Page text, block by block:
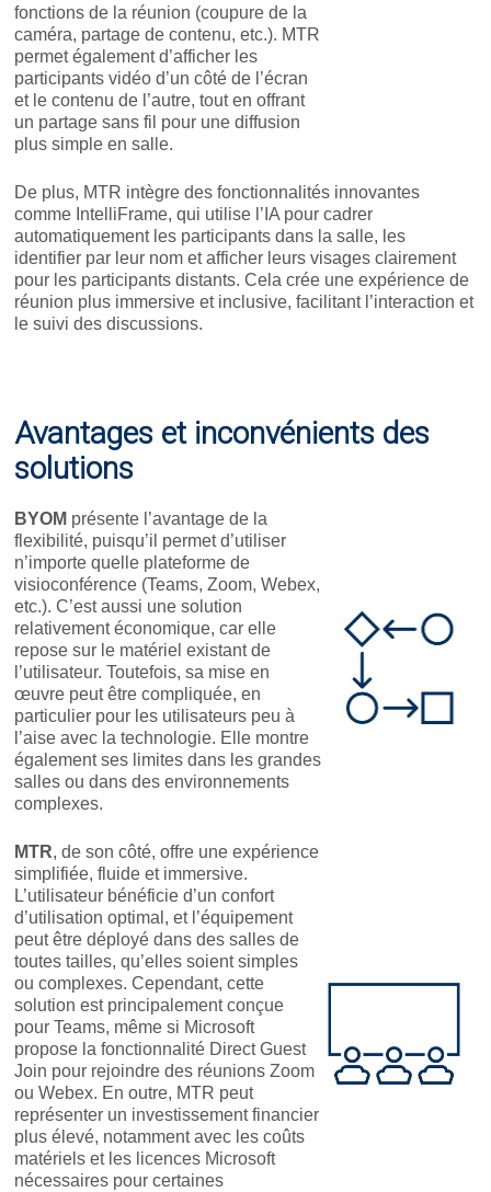
fonctions de la réunion (coupure de la
caméra, partage de contenu, etc.). MTR
permet également d’afficher les
participants vidéo d’un côté de l’écran
et le contenu de l’autre, tout en offrant
un partage sans fil pour une diffusion
plus simple en salle.
De plus, MTR intègre des fonctionnalités innovantes
comme IntelliFrame, qui utilise l’IA pour cadrer
automatiquement les participants dans la salle, les
identifier par leur nom et afficher leurs visages clairement
pour les participants distants. Cela crée une expérience de
réunion plus immersive et inclusive, facilitant l’interaction et
le suivi des discussions.
Avantages et inconvénients des
solutions
BYOM présente l’avantage de la
flexibilité, puisqu’il permet d’utiliser
n’importe quelle plateforme de
visioconférence (Teams, Zoom, Webex,
etc.). C’est aussi une solution
relativement économique, car elle
repose sur le matériel existant de
l’utilisateur. Toutefois, sa mise en
œuvre peut être compliquée, en
particulier pour les utilisateurs peu à
l’aise avec la technologie. Elle montre
également ses limites dans les grandes
salles ou dans des environnements
complexes.
MTR, de son côté, offre une expérience
simplifiée, fluide et immersive.
L’utilisateur bénéficie d’un confort
d’utilisation optimal, et l’équipement
peut être déployé dans des salles de
toutes tailles, qu’elles soient simples
ou complexes. Cependant, cette
solution est principalement conçue
pour Teams, même si Microsoft
propose la fonctionnalité Direct Guest
Join pour rejoindre des réunions Zoom
ou Webex. En outre, MTR peut
représenter un investissement financier
plus élevé, notamment avec les coûts
matériels et les licences Microsoft
nécessaires pour certaines